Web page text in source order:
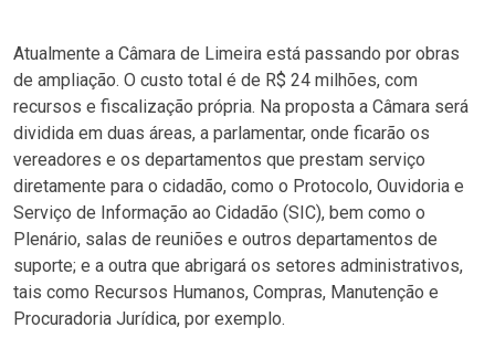
Atualmente a Câmara de Limeira está passando por obras
de ampliação. O custo total é de R$ 24 milhões, com
recursos e fiscalização própria. Na proposta a Câmara será
dividida em duas áreas, a parlamentar, onde ficarão os
vereadores e os departamentos que prestam serviço
diretamente para o cidadão, como o Protocolo, Ouvidoria e
Serviço de Informação ao Cidadão (SIC), bem como o
Plenário, salas de reuniões e outros departamentos de
suporte; e a outra que abrigará os setores administrativos,
tais como Recursos Humanos, Compras, Manutenção e
Procuradoria Jurídica, por exemplo.